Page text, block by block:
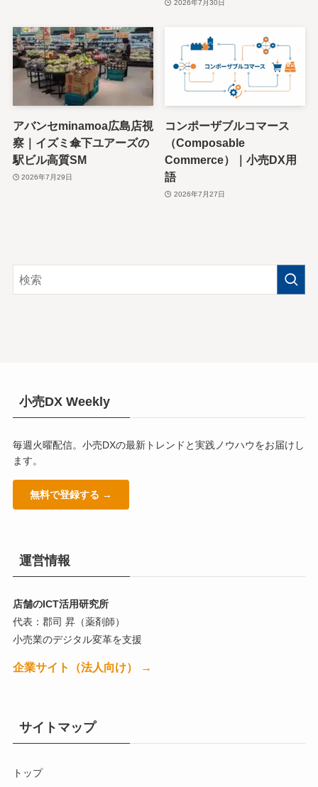
2026年7月30日
アバンセminamoa広島店視
察｜イズミ傘下ユアーズの
駅ビル高質SM
2026年7月29日
コンポーザブルコマース
（Composable
Commerce）｜小売DX用
語
2026年7月27日
小売DX Weekly
毎週火曜配信。小売DXの最新トレンドと実践ノウハウをお届けし
ます。
無料で登録する →
運営情報
店舗のICT活用研究所
代表：郡司 昇（薬剤師）
小売業のデジタル変革を支援
企業サイト（法人向け） →
サイトマップ
トップ